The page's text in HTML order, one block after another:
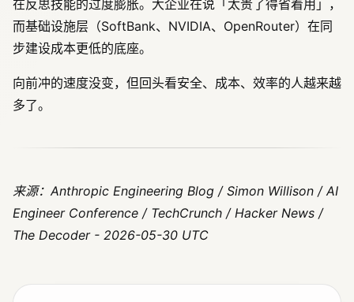
在反思技能的过度膨胀。大企业在说「太贵了得省着用」，
而基础设施层（SoftBank、NVIDIA、OpenRouter）在同
步建设成本更低的底座。
向前冲的速度没变，但回头看安全、成本、效率的人越来越
多了。
来源：Anthropic Engineering Blog / Simon Willison / AI
Engineer Conference / TechCrunch / Hacker News /
The Decoder - 2026-05-30 UTC